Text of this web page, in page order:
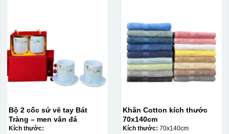
Kiểu hộp:
Bộ 2 cốc sứ vẽ tay Bát
Tràng – men vân đá
Kích thước:
Khăn Cotton kích thước
70x140cm
Kích thước: 70x140cm